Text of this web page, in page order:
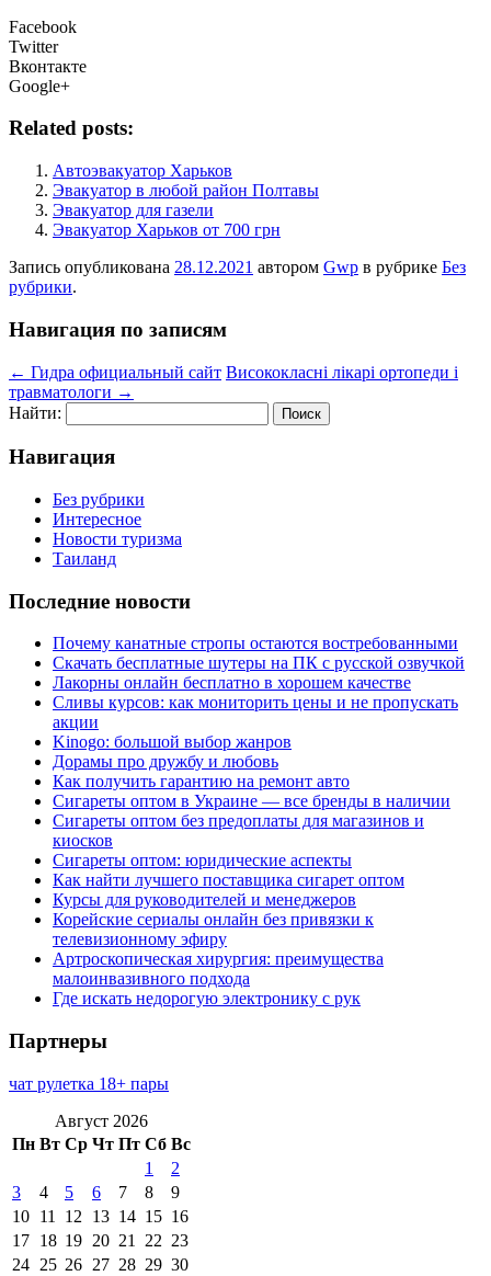
Facebook
Twitter
Вконтакте
Google+
Related posts:
Автоэвакуатор Харьков
Эвакуатор в любой район Полтавы
Эвакуатор для газели
Эвакуатор Харьков от 700 грн
Запись опубликована 28.12.2021 автором Gwp в рубрике Без
рубрики.
Навигация по записям
← Гидра официальный сайт Висококласні лікарі ортопеди і
травматологи →
Найти:
Навигация
Без рубрики
Интересное
Новости туризма
Таиланд
Последние новости
Почему канатные стропы остаются востребованными
Скачать бесплатные шутеры на ПК с русской озвучкой
Лакорны онлайн бесплатно в хорошем качестве
Сливы курсов: как мониторить цены и не пропускать
акции
Kinogo: большой выбор жанров
Дорамы про дружбу и любовь
Как получить гарантию на ремонт авто
Сигареты оптом в Украине — все бренды в наличии
Сигареты оптом без предоплаты для магазинов и
киосков
Сигареты оптом: юридические аспекты
Как найти лучшего поставщика сигарет оптом
Курсы для руководителей и менеджеров
Корейские сериалы онлайн без привязки к
телевизионному эфиру
Артроскопическая хирургия: преимущества
малоинвазивного подхода
Где искать недорогую электронику с рук
Партнеры
чат рулетка 18+ пары
Август 2026
Пн Вт Ср Чт Пт Сб Вс
1
2
3
4 5 6 7 8
9
10 11 12 13 14 15 16
17 18 19 20 21 22 23
24 25 26 27 28 29 30